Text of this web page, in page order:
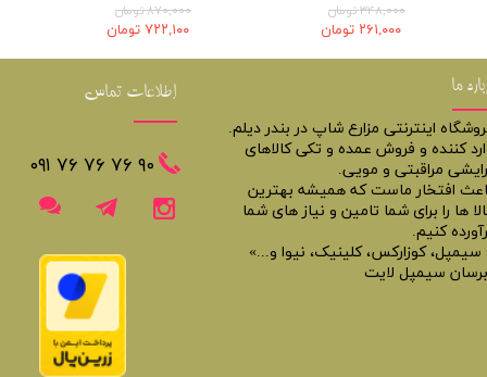
۸۷۰,۰۰۰ تومان
۷۲۲,۱۰۰ تومان
۳۴۸,۰۰۰ تومان
۲۶۱,۰۰۰ تومان
ما
اینترنتی مزارع شاپ در بندر دیلم.
کننده و فروش عمده و تکی کالاهای
مراقبتی و مویی.
افتخار ماست که همیشه بهترین
ها را برای شما تامین و نیاز های شما
کنیم.
سیمپل، کوزارکس، کلینیک، نیوا و...»
سیمپل لایت
اطلاعات تماس
​​٩٠ ٧۶ ٧۶ ٧۶ ٠٩١